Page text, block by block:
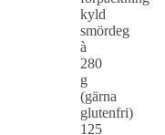
kyld
smördeg
à
280
g
(gärna
glutenfri)
125